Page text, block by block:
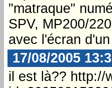
"matraque"
SPV, MP200/
avec l'écran
17/08/2005
il est là?? http://